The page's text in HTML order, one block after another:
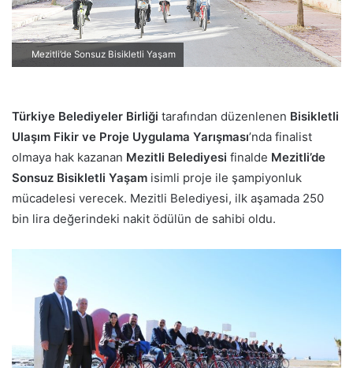
g
ö
n
d
m
e
k
Mezitli’de Sonsuz Bisikletli Yaşam
Türkiye Belediyeler Birliği tarafından düzenlenen Bisikletli
Ulaşım Fikir ve Proje Uygulama Yarışması’nda finalist
olmaya hak kazanan Mezitli Belediyesi finalde Mezitli’de
Sonsuz Bisikletli Yaşam isimli proje ile şampiyonluk
mücadelesi verecek. Mezitli Belediyesi, ilk aşamada 250
bin lira değerindeki nakit ödülün de sahibi oldu.